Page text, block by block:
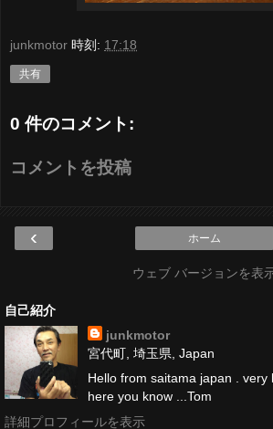
junkmotor 時刻: 17:18
共有
0 件のコメント:
コメントを投稿
‹ ホーム
ウェブ バージョンを表
自己紹介
junkmotor
宮代町, 埼玉県, Japan
Hello from saitama japan . very
here you know ...Tom
詳細プロフィールを表示